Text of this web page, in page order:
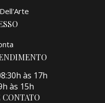
às 17h
às 15h